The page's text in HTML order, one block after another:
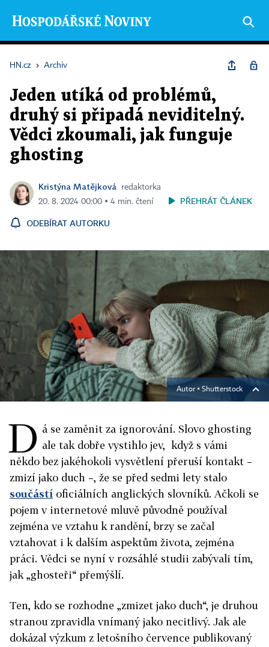
HN.cz › Archiv
Jeden utíká od problémů,
druhý si připadá neviditelný.
Vědci zkoumali, jak funguje
ghosting
Kristýna Matějková
redaktorka
20. 8. 2024 00:00 ▪ 4 min. čtení
PŘEHRÁT ČLÁNEK
ODEBÍRAT AUTORKU
Autor ▪ Shutterstock
D á se zaměnit za ignorování. Slovo ghosting
ale tak dobře vystihlo jev, když s vámi
někdo bez jakéhokoli vysvětlení přeruší kontakt –
zmizí jako duch –, že se před sedmi lety stalo
součástí oficiálních anglických slovníků. Ačkoli se
pojem v internetové mluvě původně používal
zejména ve vztahu k randění, brzy se začal
vztahovat i k dalším aspektům života, zejména
práci. Vědci se nyní v rozsáhlé studii zabývali tím,
jak „ghosteři“ přemýšlí.
Ten, kdo se rozhodne „zmizet jako duch“, je druhou
stranou zpravidla vnímaný jako necitlivý. Jak ale
dokázal výzkum z letošního července publikovaný